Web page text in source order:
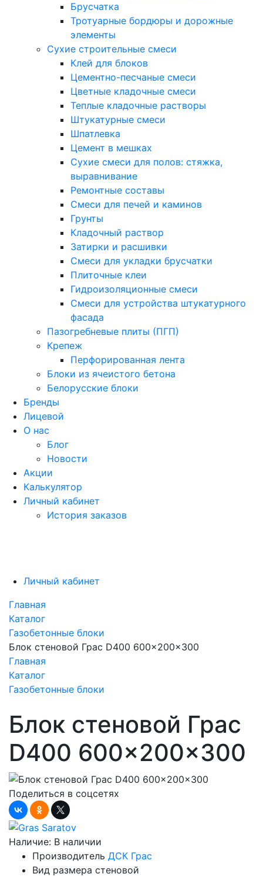
Брусчатка
Тротуарные бордюры и дорожные
элементы
Сухие строительные смеси
Клей для блоков
Цементно-песчаные смеси
Цветные кладочные смеси
Теплые кладочные растворы
Штукатурные смеси
Шпатлевка
Цемент в мешках
Сухие смеси для полов: стяжка,
выравнивание
Ремонтные составы
Смеси для печей и каминов
Грунты
Кладочный раствор
Затирки и расшивки
Смеси для укладки брусчатки
Плиточные клеи
Гидроизоляционные смеси
Смеси для устройства штукатурного
фасада
Пазогребневые плиты (ПГП)
Крепеж
Перфорированная лента
Блоки из ячеистого бетона
Белорусские блоки
Бренды
Лицевой
О нас
Блог
Новости
Акции
Калькулятор
Личный кабинет
История заказов
Личный кабинет
Главная
Каталог
Газобетонные блоки
Блок стеновой Грас D400 600x200x300
Главная
Каталог
Газобетонные блоки
Блок стеновой Грас
D400 600x200x300
Поделиться в соцсетях
Наличие: В наличии
Производитель ДСК Грас
Вид размера стеновой